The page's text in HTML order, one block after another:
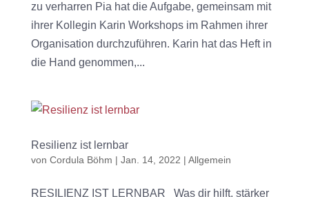
zu verharren Pia hat die Aufgabe, gemeinsam mit
ihrer Kollegin Karin Workshops im Rahmen ihrer
Organisation durchzuführen. Karin hat das Heft in
die Hand genommen,...
Resilienz ist lernbar
von Cordula Böhm | Jan. 14, 2022 | Allgemein
RESILIENZ IST LERNBAR Was dir hilft, stärker